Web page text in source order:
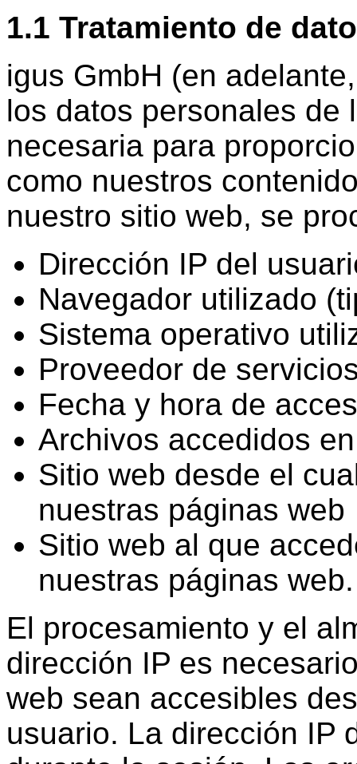
1.1 Tratamiento de
igus GmbH (en
los datos personales de
necesaria para
como nuestros
nuestro sitio web, se
Dirección IP del
Navegador utilizado
Sistema operativo
Proveedor de
Fecha y hora de
Archivos accedidos
Sitio web desde el
nuestras páginas web
Sitio web al que
nuestras páginas web.
El procesamiento y el
dirección IP es
web sean accesibles
usuario. La dirección IP